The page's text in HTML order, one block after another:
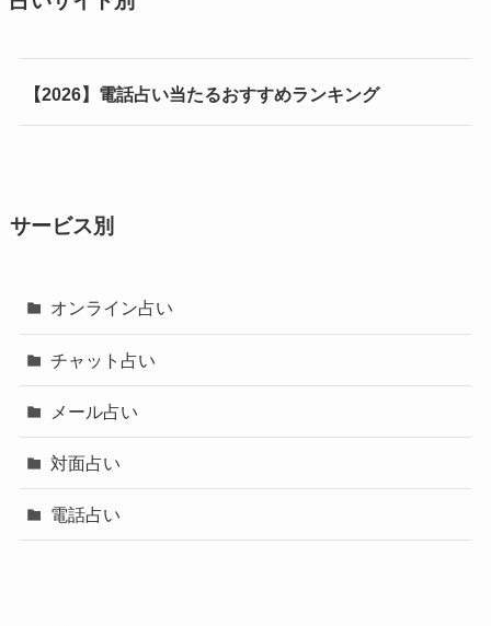
【2026】電話占い当たるおすすめランキング
サービス別
オンライン占い
チャット占い
メール占い
対面占い
電話占い